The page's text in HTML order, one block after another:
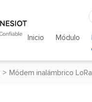
Inicio Módulo
> Módem inalámbrico LoRa